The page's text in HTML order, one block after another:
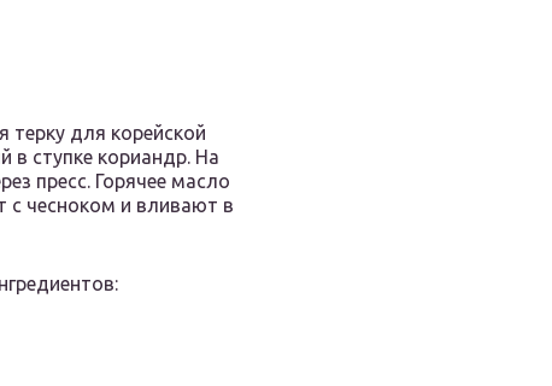
для корейской
в ступке кориандр. На
пресс. Горячее масло
чесноком и вливают в